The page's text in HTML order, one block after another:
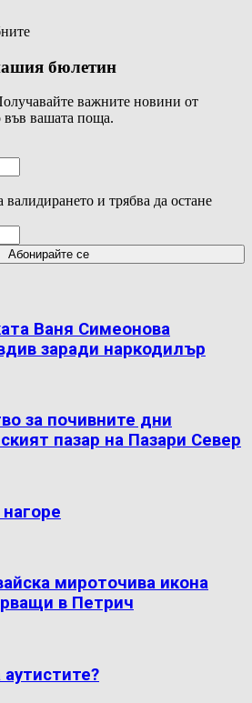
бюлетин
важните новини от
вашата поща.
валидирането и трябва да остане
Ваня Симеонова
заради наркодилър
за почивните дни
пазар на Пазари Север
мироточива икона
в Петрич